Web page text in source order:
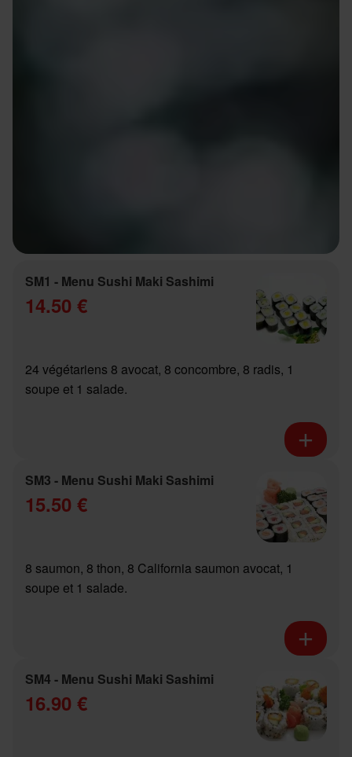
SM1 - Menu Sushi Maki Sashimi
14.50 €
24 végétariens 8 avocat, 8 concombre, 8 radis, 1
soupe et 1 salade.
SM3 - Menu Sushi Maki Sashimi
15.50 €
8 saumon, 8 thon, 8 California saumon avocat, 1
soupe et 1 salade.
SM4 - Menu Sushi Maki Sashimi
16.90 €